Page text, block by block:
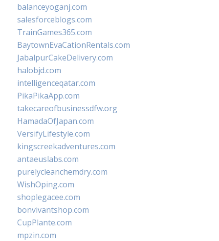
balanceyoganj.com
salesforceblogs.com
TrainGames365.com
BaytownEvaCationRentals.com
JabalpurCakeDelivery.com
halobjd.com
intelligenceqatar.com
PikaPikaApp.com
takecareofbusinessdfw.org
HamadaOfJapan.com
VersifyLifestyle.com
kingscreekadventures.com
antaeuslabs.com
purelycleanchemdry.com
WishOping.com
shoplegacee.com
bonvivantshop.com
CupPlante.com
mpzin.com